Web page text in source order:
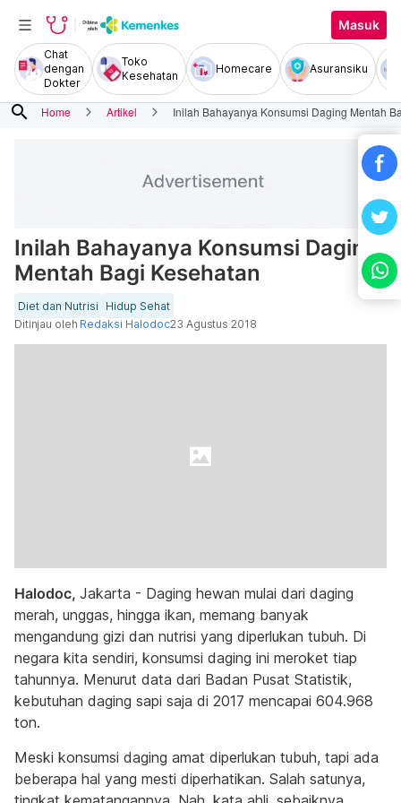
Masuk
Chat
dengan
Dokter
Toko
Kesehatan
Homecare Asuransiku
search Home Artikel Inilah Bahayanya Konsumsi Daging Mentah
Inilah Bahayanya Konsumsi Daging
Mentah Bagi Kesehatan
Diet dan Nutrisi
Hidup Sehat
Ditinjau oleh Redaksi Halodoc23 Agustus 2018
Halodoc, Jakarta - Daging hewan mulai dari daging
merah, unggas, hingga ikan, memang banyak
mengandung gizi dan nutrisi yang diperlukan tubuh. Di
negara kita sendiri, konsumsi daging ini meroket tiap
tahunnya. Menurut data dari Badan Pusat Statistik,
kebutuhan daging sapi saja di 2017 mencapai 604.968
ton.
Meski konsumsi daging amat diperlukan tubuh, tapi ada
beberapa hal yang mesti diperhatikan. Salah satunya,